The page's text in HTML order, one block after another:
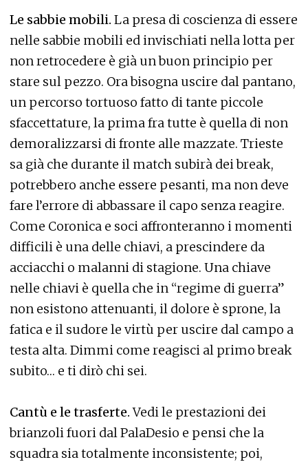
Le sabbie mobili. La presa di coscienza di essere
nelle sabbie mobili ed invischiati nella lotta per
non retrocedere è già un buon principio per
stare sul pezzo. Ora bisogna uscire dal pantano,
un percorso tortuoso fatto di tante piccole
sfaccettature, la prima fra tutte è quella di non
demoralizzarsi di fronte alle mazzate. Trieste
sa già che durante il match subirà dei break,
potrebbero anche essere pesanti, ma non deve
fare l’errore di abbassare il capo senza reagire.
Come Coronica e soci affronteranno i momenti
difficili è una delle chiavi, a prescindere da
acciacchi o malanni di stagione. Una chiave
nelle chiavi è quella che in “regime di guerra”
non esistono attenuanti, il dolore è sprone, la
fatica e il sudore le virtù per uscire dal campo a
testa alta. Dimmi come reagisci al primo break
subito… e ti dirò chi sei.
Cantù e le trasferte.Vedi le prestazioni dei
brianzoli fuori dal PalaDesio e pensi che la
squadra sia totalmente inconsistente; poi,